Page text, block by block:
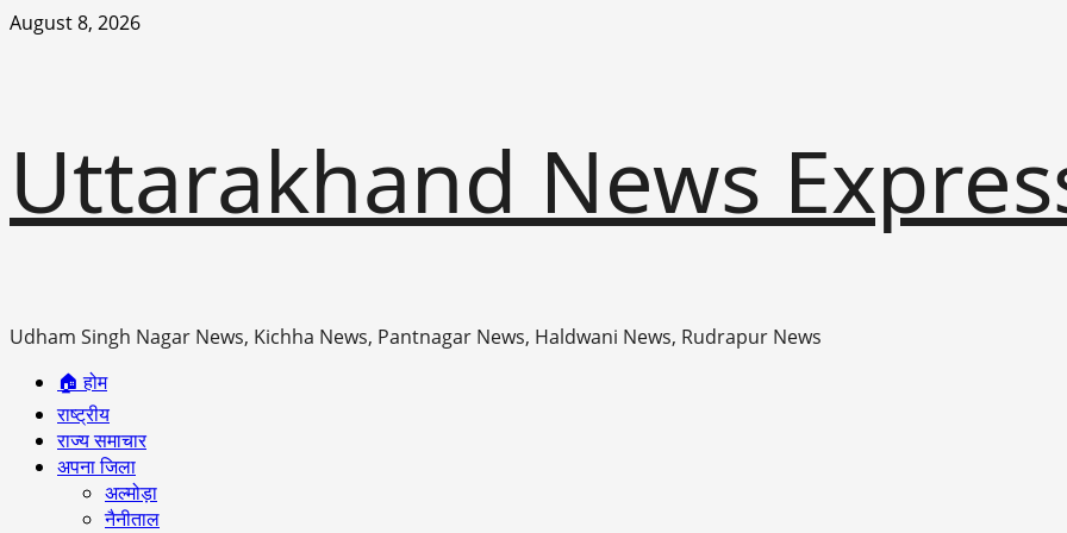
Skip
August 8, 2026
Uttarakhand News
Udham Singh Nagar News, Kichha News, Pantnagar News, Haldwani News, Rudrapur News
Primary
Menu
🏠 होम
राष्ट्रीय
राज्य समाचार
अपना जिला
अल्मोड़ा
नैनीताल